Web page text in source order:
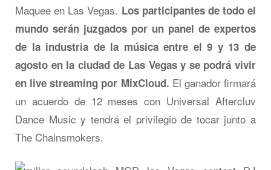
Maquee en Las Vegas. Los participantes de todo el
mundo serán juzgados por un panel de expertos
de la industria de la música entre el 9 y 13 de
agosto en la ciudad de Las Vegas y se podrá vivir
en live streaming por MixCloud. El ganador firmará
un acuerdo de 12 meses con Universal Aftercluv
Dance Music y tendrá el privilegio de tocar junto a
The Chainsmokers.